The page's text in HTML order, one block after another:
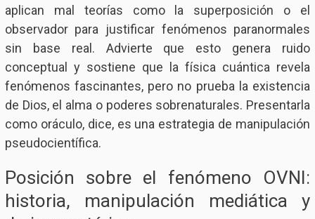
aplican mal teorías como la superposición o el
observador para justificar fenómenos paranormales
sin base real. Advierte que esto genera ruido
conceptual y sostiene que la física cuántica revela
fenómenos fascinantes, pero no prueba la existencia
de Dios, el alma o poderes sobrenaturales. Presentarla
como oráculo, dice, es una estrategia de manipulación
pseudocientífica.
Posición sobre el fenómeno OVNI:
historia, manipulación mediática y